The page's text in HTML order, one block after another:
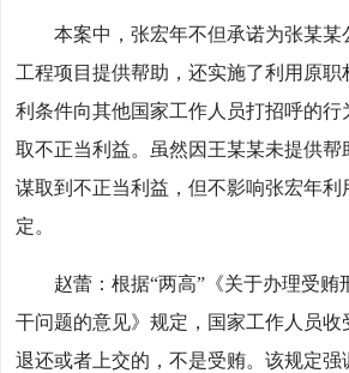
本案中，张宏年不但承诺为张某某
工程项目提供帮助，还实施了利用原职
利条件向其他国家工作人员打招呼的行
取不正当利益。虽然因王某某未提供帮
谋取到不正当利益，但不影响张宏年利
定。
赵蕾：根据“两高”《关于办理受贿
干问题的意见》规定，国家工作人员收
退还或者上交的，不是受贿。该规定强